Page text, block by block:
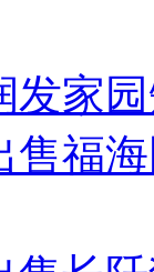
发家
售福